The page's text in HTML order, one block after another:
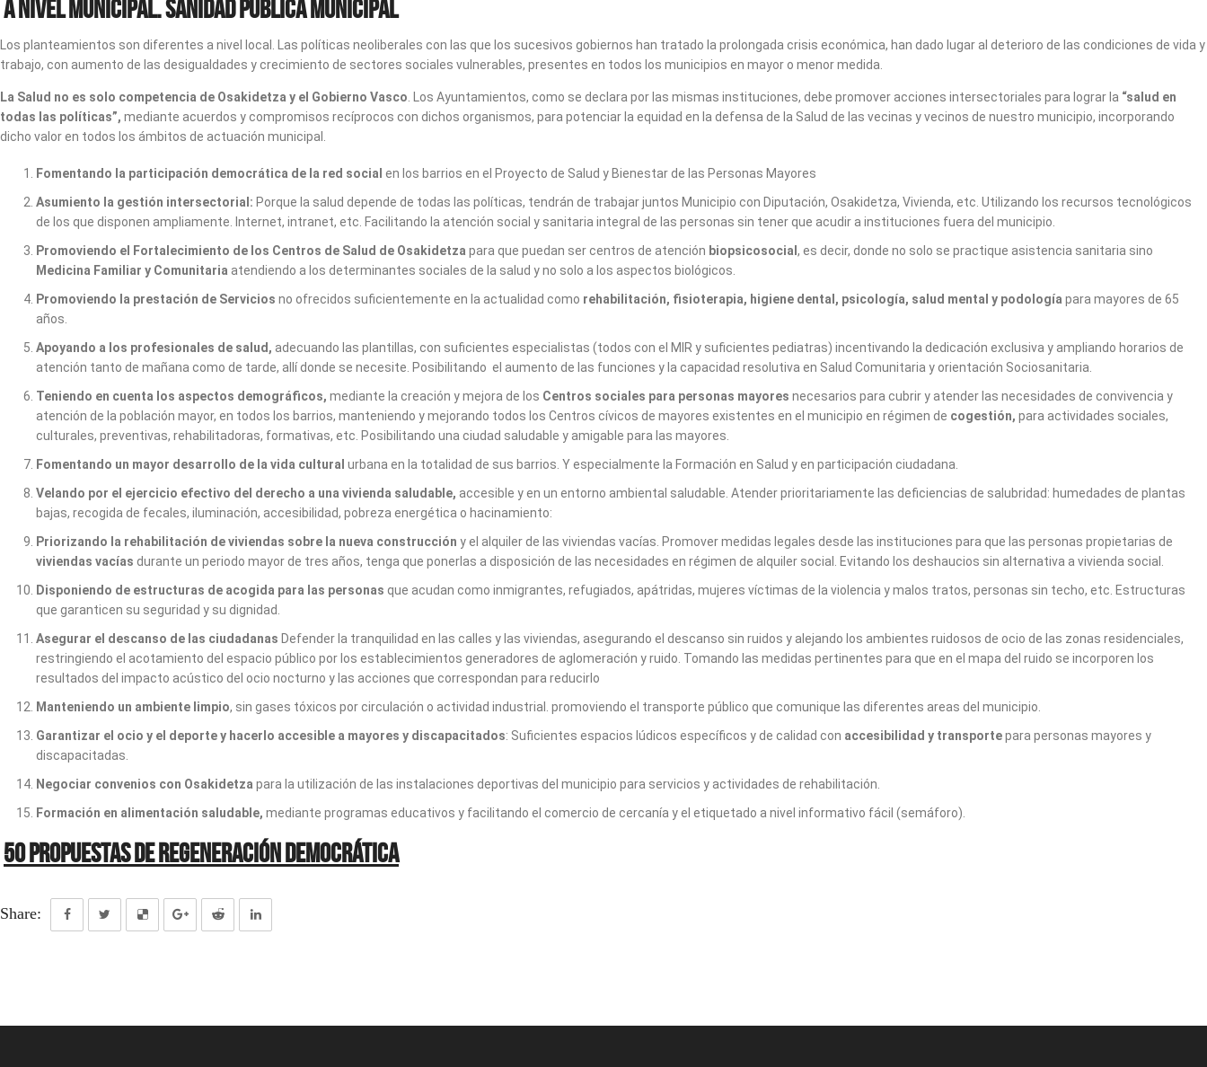
A nivel municipal. Sanidad pública municipal
Los planteamientos son diferentes a nivel local. Las políticas neoliberales con las que los sucesivos gobiernos han tratado la prolongada crisis económica, han dado lugar al deterioro de las condiciones de vida y
trabajo, con aumento de las desigualdades y crecimiento de sectores sociales vulnerables, presentes en todos los municipios en mayor o menor medida.
La Salud no es solo competencia de Osakidetza y el Gobierno Vasco . Los Ayuntamientos, como se declara por las mismas instituciones, debe promover acciones intersectoriales para lograr la “salud en
todas las políticas”, mediante acuerdos y compromisos recíprocos con dichos organismos, para potenciar la equidad en la defensa de la Salud de las vecinas y vecinos de nuestro municipio, incorporando
dicho valor en todos los ámbitos de actuación municipal.
Fomentando la participación democrática de la red social en los barrios en el Proyecto de Salud y Bienestar de las Personas Mayores
Asumiento la gestión intersectorial: Porque la salud depende de todas las políticas, tendrán de trabajar juntos Municipio con Diputación, Osakidetza, Vivienda, etc. Utilizando los recursos tecnológicos
de los que disponen ampliamente. Internet, intranet, etc. Facilitando la atención social y sanitaria integral de las personas sin tener que acudir a instituciones fuera del municipio.
Promoviendo el Fortalecimiento de los Centros de Salud de Osakidetza para que puedan ser centros de atención biopsicosocial , es decir, donde no solo se practique asistencia sanitaria sino
Medicina Familiar y Comunitaria atendiendo a los determinantes sociales de la salud y no solo a los aspectos biológicos.
Promoviendo la prestación de Servicios no ofrecidos suficientemente en la actualidad como rehabilitación, fisioterapia, higiene dental, psicología, salud mental y podología para mayores de 65
años.
Apoyando a los profesionales de salud, adecuando las plantillas, con suficientes especialistas (todos con el MIR y suficientes pediatras) incentivando la dedicación exclusiva y ampliando horarios de
atención tanto de mañana como de tarde, allí donde se necesite. Posibilitando el aumento de las funciones y la capacidad resolutiva en Salud Comunitaria y orientación Sociosanitaria.
Teniendo en cuenta los aspectos demográficos, mediante la creación y mejora de los Centros sociales para personas mayores necesarios para cubrir y atender las necesidades de convivencia y
atención de la población mayor, en todos los barrios, manteniendo y mejorando todos los Centros cívicos de mayores existentes en el municipio en régimen de cogestión, para actividades sociales,
culturales, preventivas, rehabilitadoras, formativas, etc. Posibilitando una ciudad saludable y amigable para las mayores.
Fomentando un mayor desarrollo de la vida cultural urbana en la totalidad de sus barrios. Y especialmente la Formación en Salud y en participación ciudadana.
Velando por el ejercicio efectivo del derecho a una vivienda saludable, accesible y en un entorno ambiental saludable. Atender prioritariamente las deficiencias de salubridad: humedades de plantas
bajas, recogida de fecales, iluminación, accesibilidad, pobreza energética o hacinamiento:
Priorizando la rehabilitación de viviendas sobre la nueva construcción y el alquiler de las viviendas vacías. Promover medidas legales desde las instituciones para que las personas propietarias de
viviendas vacías durante un periodo mayor de tres años, tenga que ponerlas a disposición de las necesidades en régimen de alquiler social. Evitando los deshaucios sin alternativa a vivienda social.
Disponiendo de estructuras de acogida para las personas que acudan como inmigrantes, refugiados, apátridas, mujeres víctimas de la violencia y malos tratos, personas sin techo, etc. Estructuras
que garanticen su seguridad y su dignidad.
Asegurar el descanso de las ciudadanas Defender la tranquilidad en las calles y las viviendas, asegurando el descanso sin ruidos y alejando los ambientes ruidosos de ocio de las zonas residenciales,
restringiendo el acotamiento del espacio público por los establecimientos generadores de aglomeración y ruido. Tomando las medidas pertinentes para que en el mapa del ruido se incorporen los
resultados del impacto acústico del ocio nocturno y las acciones que correspondan para reducirlo
Manteniendo un ambiente limpio, sin gases tóxicos por circulación o actividad industrial. promoviendo el transporte público que comunique las diferentes areas del municipio.
Garantizar el ocio y el deporte y hacerlo accesible a mayores y discapacitados: Suficientes espacios lúdicos específicos y de calidad con accesibilidad y transportepara personas mayores y
discapacitadas.
Negociar convenios con Osakidetza para la utilización de las instalaciones deportivas del municipio para servicios y actividades de rehabilitación.
Formación en alimentación saludable, mediante programas educativos y facilitando el comercio de cercanía y el etiquetado a nivel informativo fácil (semáforo).
50 Propuestas de regeneración democrática
Share: